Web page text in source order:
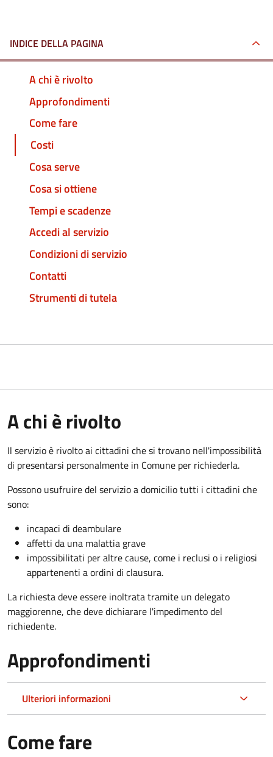
INDICE DELLA PAGINA
A chi è rivolto
Approfondimenti
Come fare
Costi
Cosa serve
Cosa si ottiene
Tempi e scadenze
Accedi al servizio
Condizioni di servizio
Contatti
Strumenti di tutela
A chi è rivolto
Il servizio è rivolto ai cittadini che si trovano nell'impossibilità
di presentarsi personalmente in Comune per richiederla.
Possono usufruire del servizio a domicilio tutti i cittadini che
sono:
incapaci di deambulare
affetti da una malattia grave
impossibilitati per altre cause, come i reclusi o i religiosi
appartenenti a ordini di clausura.
La richiesta deve essere inoltrata tramite un delegato
maggiorenne, che deve dichiarare l'impedimento del
richiedente.
Approfondimenti
Ulteriori informazioni
Come fare